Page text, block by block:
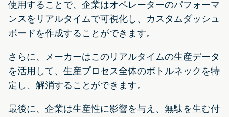
使用することで、企業はオペレーターのパフォーマ
ンスをリアルタイムで可視化し、カスタムダッシュ
ボードを作成することができます。
さらに、メーカーはこのリアルタイムの生産データ
を活用して、生産プロセス全体のボトルネックを特
定し、解消することができます。
最後に、企業は生産性に影響を与え、無駄を生む付